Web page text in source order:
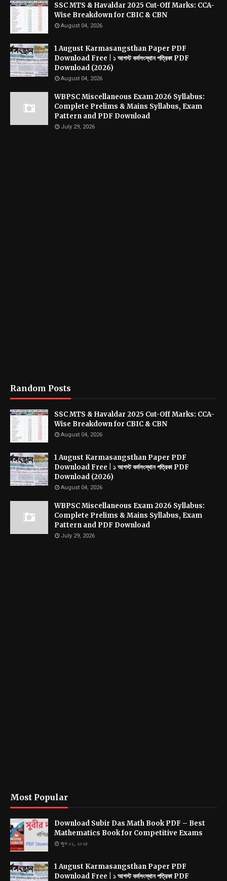
SSC MTS & Havaldar 2025 Cut-Off Marks: CCA-
Wise Breakdown for CBIC & CBN
August 04, 2026
1 August Karmasangsthan Paper PDF
Download Free | ১ আগস্ট কর্মসংস্থান পত্রিকা PDF
Download (2026)
August 04, 2026
WBPSC Miscellaneous Exam 2026 Syllabus:
Complete Prelims & Mains Syllabus, Exam
Pattern and PDF Download
July 29, 2026
Random Posts
SSC MTS & Havaldar 2025 Cut-Off Marks: CCA-
Wise Breakdown for CBIC & CBN
August 04, 2026
1 August Karmasangsthan Paper PDF
Download Free | ১ আগস্ট কর্মসংস্থান পত্রিকা PDF
Download (2026)
August 04, 2026
WBPSC Miscellaneous Exam 2026 Syllabus:
Complete Prelims & Mains Syllabus, Exam
Pattern and PDF Download
July 29, 2026
Most Popular
Download Subir Das Math Book PDF – Best
Mathematics Book for Competitive Exams
জুন ০১, ২০২৫
1 August Karmasangsthan Paper PDF
Download Free | ১ আগস্ট কর্মসংস্থান পত্রিকা PDF